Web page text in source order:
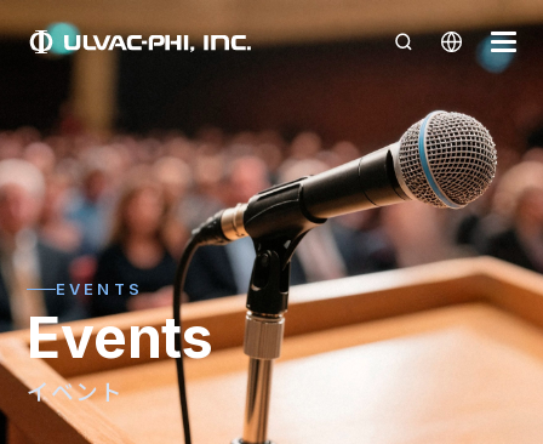
EVENTS
Events
イベント